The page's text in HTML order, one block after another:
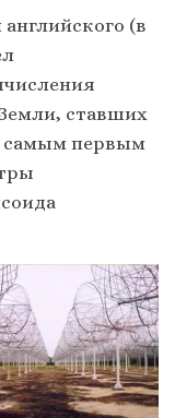
английского (в
ставших
самым первым